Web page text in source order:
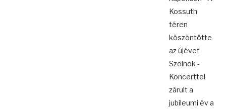
Kossuth
téren
köszöntötte
az újévet
Szolnok -
Koncerttel
zárult a
jubileumi év a